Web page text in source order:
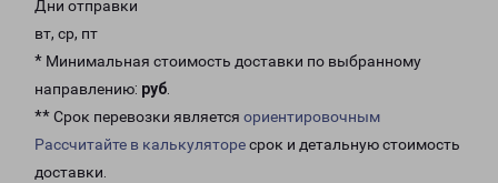
Дни отправки
вт, ср, пт
* Минимальная стоимость доставки по выбранному
направлению: руб.
** Срок перевозки является ориентировочным
Рассчитайте в калькуляторесрок и детальную стоимость
доставки.